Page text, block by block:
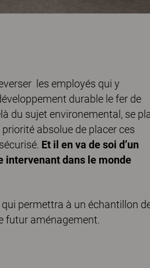
les employés qui y
durable le fer de
du sujet environemental, se
absolue de placer ces
Et il en va de soi d’un
intervenant dans le monde
permettra à un échantillon
futur aménagement.